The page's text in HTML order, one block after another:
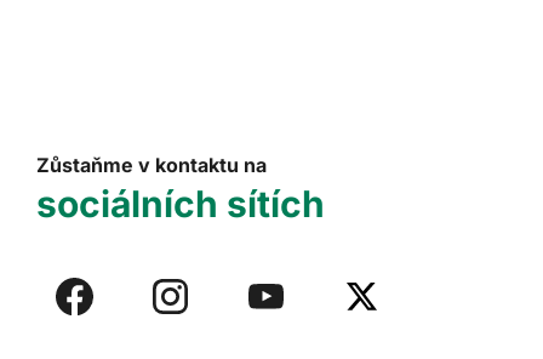
Zůstaňme v kontaktu na
sociálních sítích